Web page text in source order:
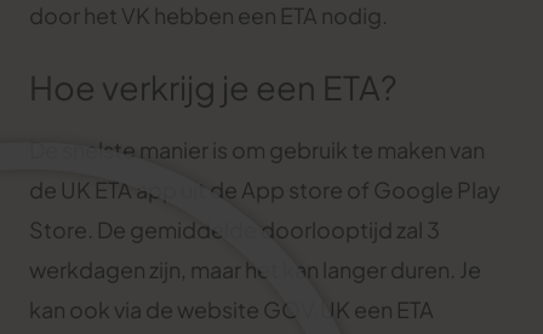
door het VK hebben een ETA nodig.
Hoe verkrijg je een ETA?
De snelste manier is om gebruik te maken van
de UK ETA app uit de App store of Google Play
Store. De gemiddelde doorlooptijd zal 3
werkdagen zijn, maar het kan langer duren. Je
kan ook via de website GOV.UK een ETA